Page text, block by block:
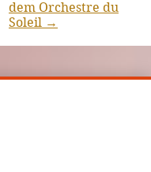
dem Orchestre du
Soleil →